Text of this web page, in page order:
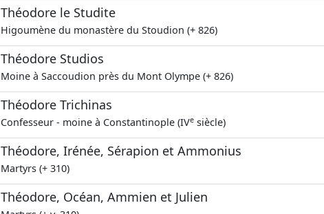
Théodore le Studite
Higoumène du monastère du Stoudion (+ 826)
Théodore Studios
Moine à Saccoudion près du Mont Olympe (+ 826)
Théodore Trichinas
Confesseur - moine à Constantinople (IVe siècle)
Théodore, Irénée, Sérapion et Ammonius
Martyrs (+ 310)
Théodore, Océan, Ammien et Julien